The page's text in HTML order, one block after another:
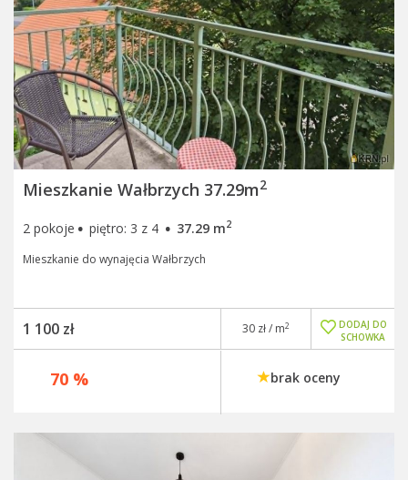
Mieszkanie Wałbrzych 37.29m2
2 pokoje · piętro: 3 z 4 · 37.29 m2
Mieszkanie do wynajęcia Wałbrzych
1 100 zł
DODAJ DO
SCHOWKA
30 zł / m2
70 % brak oceny